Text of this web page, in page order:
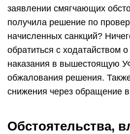
заявлении смягчающих
получила решение по
начисленных санкций?
обратиться с ходатайством
наказания в вышестоящую
обжалования решения.
снижения через обращение в
Обстоятельства,